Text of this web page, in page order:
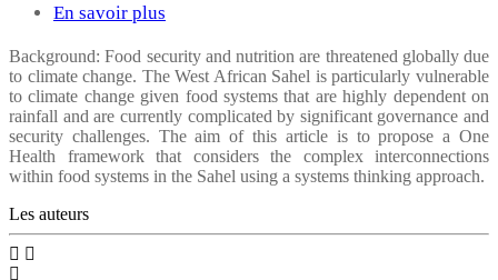
Study
En savoir plus
pathway
to
food
and
security
Background: Food security and nutrition are threatened globally due
to climate change. The West African Sahel is particularly vulnerable
to climate change given food systems that are highly dependent on
rainfall and are currently complicated by significant governance and
security challenges. The aim of this article is to propose a One
Health framework that considers the complex interconnections
within food systems in the Sahel using a systems thinking approach.
Les auteurs